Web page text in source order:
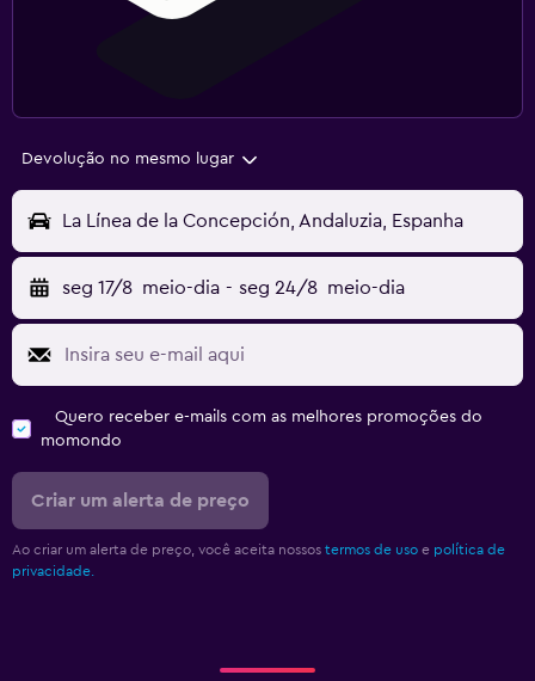
Devolução no mesmo lugar
La Línea de la Concepción, Andaluzia, Espanha
seg 17/8 meio-dia - seg 24/8 meio-dia
Quero receber e-mails com as melhores promoções do
momondo
Criar um alerta de preço
Ao criar um alerta de preço, você aceita nossos termos de uso e política de
privacidade.